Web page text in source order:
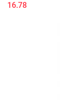
16.78